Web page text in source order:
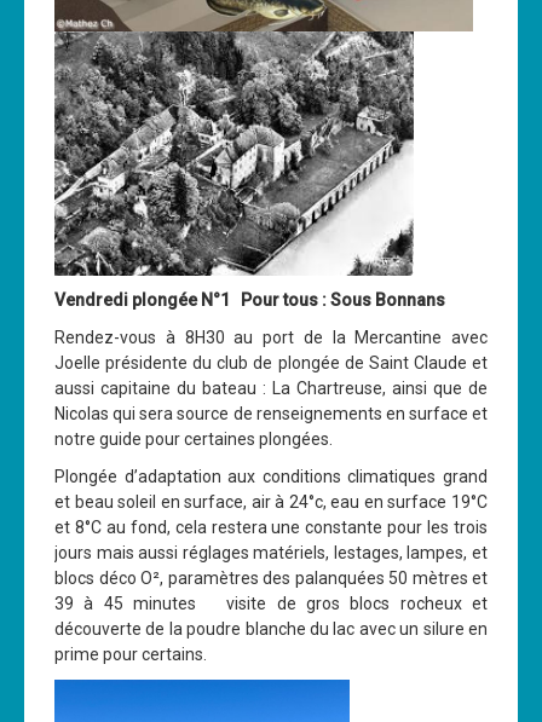
Niveau 4
Nitrox
Cours
Annonces
Vendredi plongée N°1 Pour tous : Sous Bonnans
Rendez-vous à 8H30 au port de la Mercantine avec
Joelle présidente du club de plongée de Saint Claude et
aussi capitaine du bateau : La Chartreuse, ainsi que de
Nicolas qui sera source de renseignements en surface et
notre guide pour certaines plongées.
Plongée d’adaptation aux conditions climatiques grand
et beau soleil en surface, air à 24°c, eau en surface 19°C
et 8°C au fond, cela restera une constante pour les trois
jours mais aussi réglages matériels, lestages, lampes, et
blocs déco O², paramètres des palanquées 50 mètres et
39 à 45 minutes visite de gros blocs rocheux et
découverte de la poudre blanche du lac avec un silure en
prime pour certains.